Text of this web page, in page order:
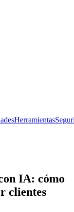
Herramientas
IA: cómo
clientes